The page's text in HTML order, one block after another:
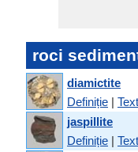
roci
diamictite
Definiție |
jaspillite
Definiție |